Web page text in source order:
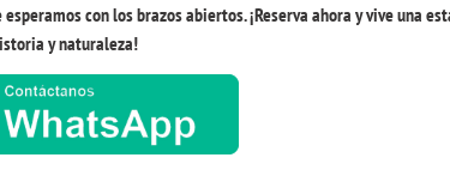
esperamos con los brazos abiertos. ¡Reserva ahora y vive una
y naturaleza!